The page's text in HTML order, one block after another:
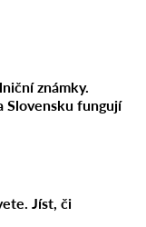
známky.
Slovensku fungují
Jíst, či